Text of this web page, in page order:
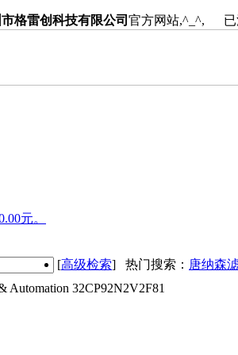
格雷创科技有限公司 官方网站,^_^, 已
元。
[高级检索] 热门搜索： 唐纳森
Automation 32CP92N2V2F81